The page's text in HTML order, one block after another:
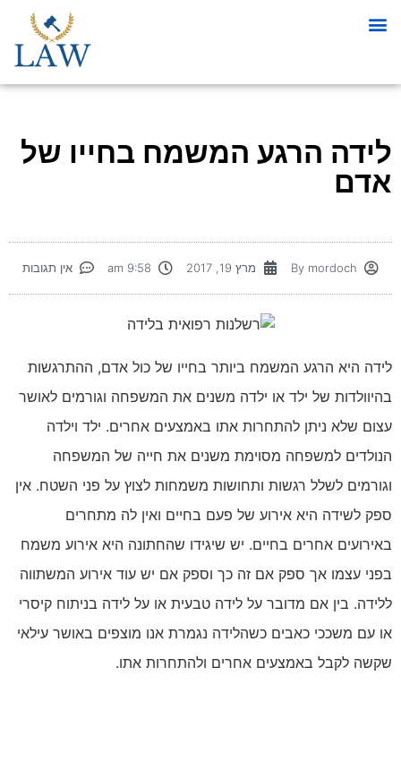
לידה הרגע המשמח בחייו של
אדם
By mordoch מרץ 19, 2017 9:58 am אין תגובות
לידה היא הרגע המשמח ביותר בחייו של כול אדם, ההתרגשות
בהיוולדות של ילד או ילדה משנים את המשפחה וגורמים לאושר
עצום שלא ניתן להתחרות אתו באמצעים אחרים. ילד וילדה
הנולדים למשפחה מסוימת משנים את חייה של המשפחה
וגורמים לשלל רגשות ותחושות משמחות לצוץ על פני השטח. אין
ספק לשידה היא אירוע של פעם בחיים ואין לה מתחרים
באירועים אחרים בחיים. יש שיגידו שהחתונה היא אירוע משמח
בפני עצמו אך ספק אם זה כך וספק אם יש עוד אירוע המשתווה
ללידה. בין אם מדובר על לידה טבעית או על לידה בניתוח קיסרי
או עם משככי כאבים כשהלידה נגמרת אנו מוצפים באושר עילאי
שקשה לקבל באמצעים אחרים ולהתחרות אתו.